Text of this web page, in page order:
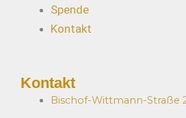
Spende
Kontakt
Kontakt
Bischof-Wittmann-Straße